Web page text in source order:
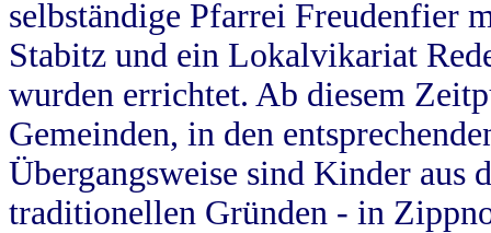
selbständige Pfarrei Freudenfier
Stabitz und ein Lokalvikariat
wurden errichtet. Ab diesem
Gemeinden, in den
Übergangsweise sind Kinder aus
traditionellen Gründen - in